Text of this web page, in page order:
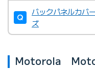
バックパネルカバ
ズ
Motorola Moto